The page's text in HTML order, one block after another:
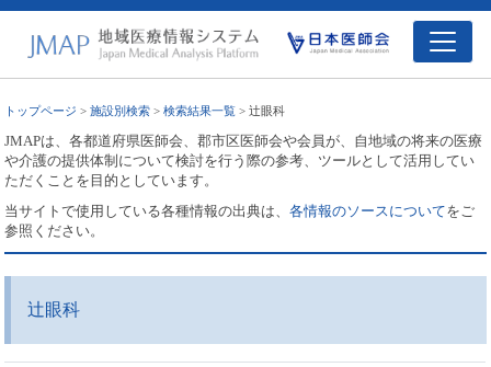
トップページ >施設別検索 >検索結果一覧 > 辻眼科
JMAPは、各都道府県医師会、郡市区医師会や会員が、自地域の将来の医療
や介護の提供体制について検討を行う際の参考、ツールとして活用してい
ただくことを目的としています。
当サイトで使用している各種情報の出典は、各情報のソースについてをご
参照ください。
辻眼科